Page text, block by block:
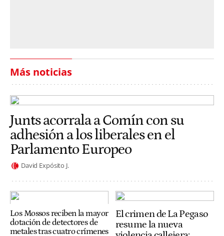
Más noticias
Junts acorrala a Comín con su
adhesión a los liberales en el
Parlamento Europeo
David Expósito J.
Los Mossos reciben la mayor
dotación de detectores de
metales tras cuatro crímenes
El crimen de La Pegaso
resume la nueva